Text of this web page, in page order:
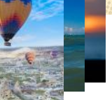
ВРЕМЕ
в кралското